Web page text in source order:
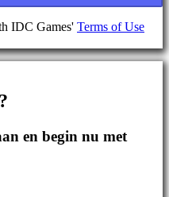
IDC Games' Terms of Use
en begin nu met